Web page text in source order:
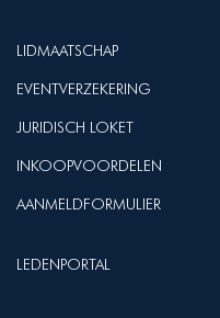
LIDMAATSCHAP
EVENTVERZEKERING
JURIDISCH LOKET
INKOOPVOORDELEN
AANMELDFORMULIER
LEDENPORTAL